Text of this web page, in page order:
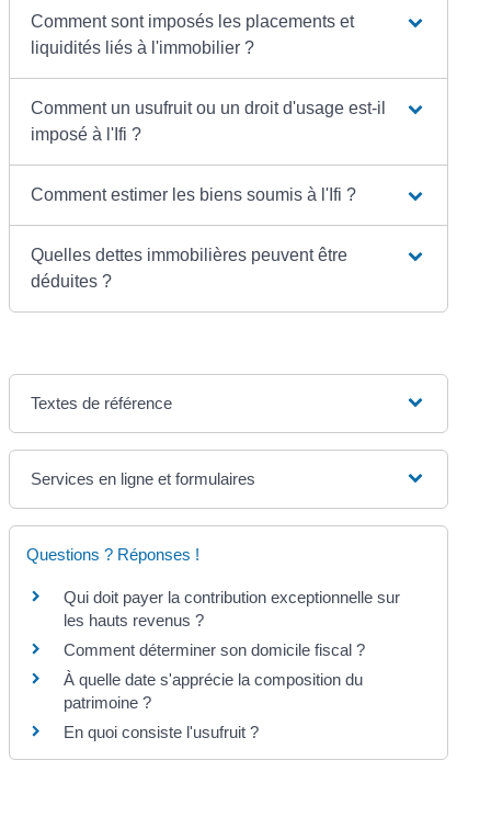
Comment sont imposés les placements et
liquidités liés à l'immobilier ?
Comment un usufruit ou un droit d'usage est-il
imposé à l'Ifi ?
Comment estimer les biens soumis à l'Ifi ?
Quelles dettes immobilières peuvent être
déduites ?
Textes de référence
Services en ligne et formulaires
Questions ? Réponses !
Qui doit payer la contribution exceptionnelle sur
les hauts revenus ?
Comment déterminer son domicile fiscal ?
À quelle date s'apprécie la composition du
patrimoine ?
En quoi consiste l'usufruit ?